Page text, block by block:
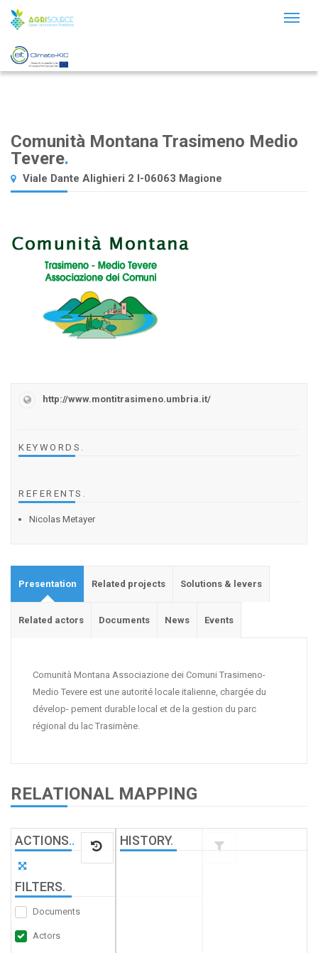
Comunità Montana Trasimeno Medio
Tevere.
Viale Dante Alighieri 2 I-06063 Magione
http://www.montitrasimeno.umbria.it/
KEYWORDS .
REFERENTS .
Nicolas Metayer
Presentation Related projects Solutions & levers
Related actors Documents News Events
Comunità Montana Associazione dei Comuni Trasimeno-
Medio Tevere est une autorité locale italienne, chargée du
dévelop- pement durable local et de la gestion du parc
régional du lac Trasimène.
RELATIONAL MAPPING
ACTIONS..
FILTERS.
Documents
Actors
HISTORY.